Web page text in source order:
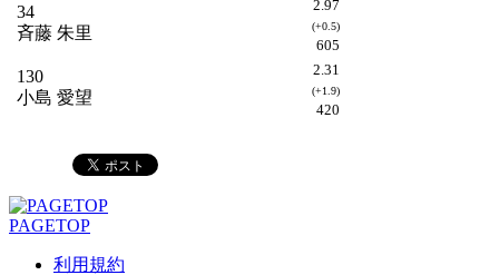
34
斉藤 朱里
2.97
(+0.5)
605
130
小島 愛望
2.31
(+1.9)
420
PAGETOP
利用規約